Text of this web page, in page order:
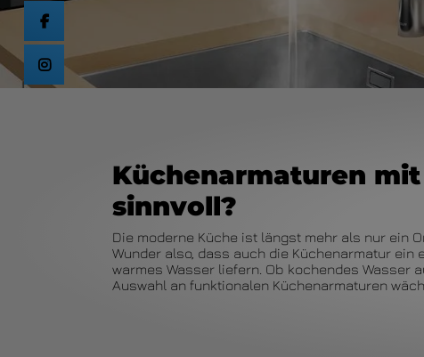
Küchenarmaturen
sinnvoll?
Die moderne Küche ist längst mehr als nur ein
Wunder also, dass auch die Küchenarmatur
warmes Wasser liefern. Ob kochendes Wasser
Auswahl an funktionalen Küchenarmaturen